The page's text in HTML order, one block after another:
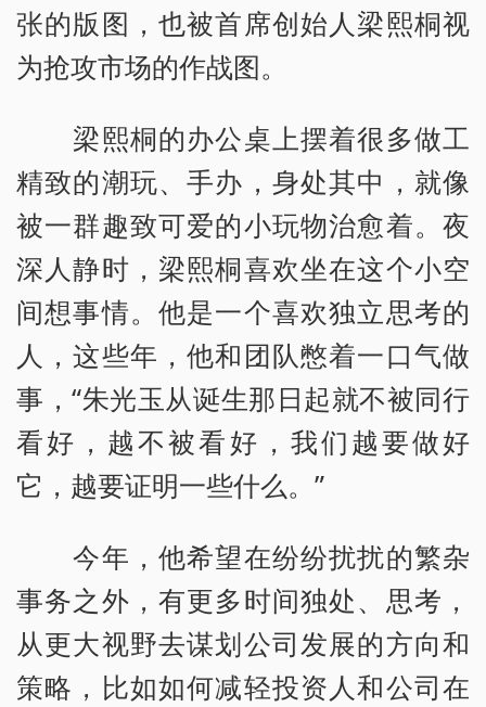
张的版图，也被首席创始人梁熙桐视
为抢攻市场的作战图。
梁熙桐的办公桌上摆着很多做工
精致的潮玩、手办，身处其中，就像
被一群趣致可爱的小玩物治愈着。夜
深人静时，梁熙桐喜欢坐在这个小空
间想事情。他是一个喜欢独立思考的
人，这些年，他和团队憋着一口气做
事，“朱光玉从诞生那日起就不被同行
看好，越不被看好，我们越要做好
它，越要证明一些什么。”
今年，他希望在纷纷扰扰的繁杂
事务之外，有更多时间独处、思考，
从更大视野去谋划公司发展的方向和
策略，比如如何减轻投资人和公司在